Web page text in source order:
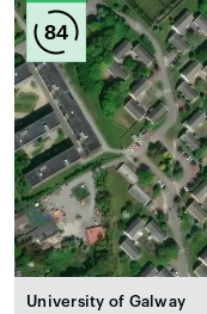
84
University of Galway